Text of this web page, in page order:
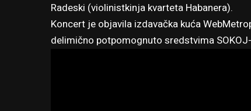
Radeski (violinistkinja kvarteta Habanera).
Koncert je objavila izdavačka kuća
delimično potpomognuto sredstvima